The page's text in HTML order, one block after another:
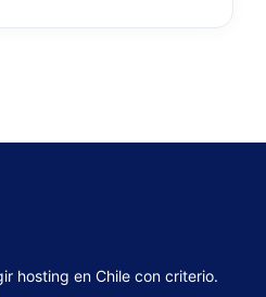
hosting en Chile con criterio.